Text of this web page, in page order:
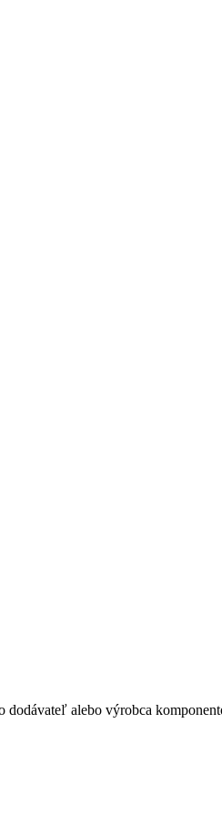
alebo výrobca